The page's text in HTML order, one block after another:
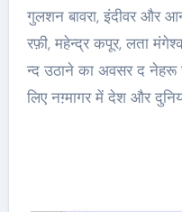
गुलशन बावरा, इंदीवर और
रफ़ी, महेन्द्र कपूर, लता
न्द उठाने का अवसर द
लिए नग़्मागर में देश और